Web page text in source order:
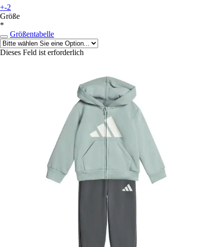
+-2
Größe
*
Größentabelle
Dieses Feld ist erforderlich